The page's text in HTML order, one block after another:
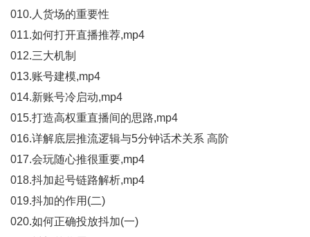
010.人货场的重要性
011.如何打开直播推荐,mp4
012.三大机制
013.账号建模,mp4
014.新账号冷启动,mp4
015.打造高权重直播间的思路,mp4
016.详解底层推流逻辑与5分钟话术关系 高阶
017.会玩随心推很重要,mp4
018.抖加起号链路解析,mp4
019.抖加的作用(二)
020.如何正确投放抖加(一)